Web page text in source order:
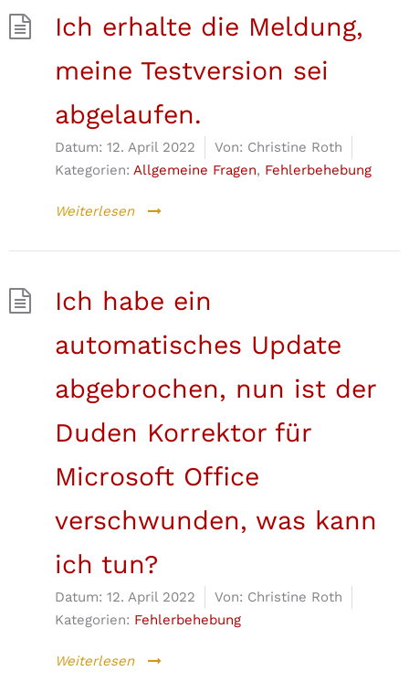
Ich erhalte die Meldung,
meine Testversion sei
abgelaufen.
Datum: 12. April 2022 Von: Christine Roth
Kategorien: Allgemeine Fragen, Fehlerbehebung
Weiterlesen
Ich habe ein
automatisches Update
abgebrochen, nun ist der
Duden Korrektor für
Microsoft Office
verschwunden, was kann
ich tun?
Datum: 12. April 2022 Von: Christine Roth
Kategorien: Fehlerbehebung
Weiterlesen